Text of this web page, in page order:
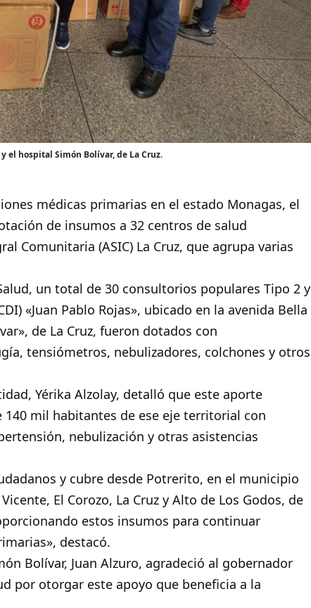
el hospital Simón Bolívar, de La Cruz.
médicas primarias en el estado Monagas, el
de insumos a 32 centros de salud
Comunitaria (ASIC) La Cruz, que agrupa varias
un total de 30 consultorios populares Tipo 2 y
«Juan Pablo Rojas», ubicado en la avenida Bella
de La Cruz, fueron dotados con
tensiómetros, nebulizadores, colchones y otros
Yérika Alzolay, detalló que este aporte
mil habitantes de ese eje territorial con
nebulización y otras asistencias
y cubre desde Potrerito, en el municipio
El Corozo, La Cruz y Alto de Los Godos, de
estos insumos para continuar
destacó.
Bolívar, Juan Alzuro, agradeció al gobernador
por otorgar este apoyo que beneficia a la